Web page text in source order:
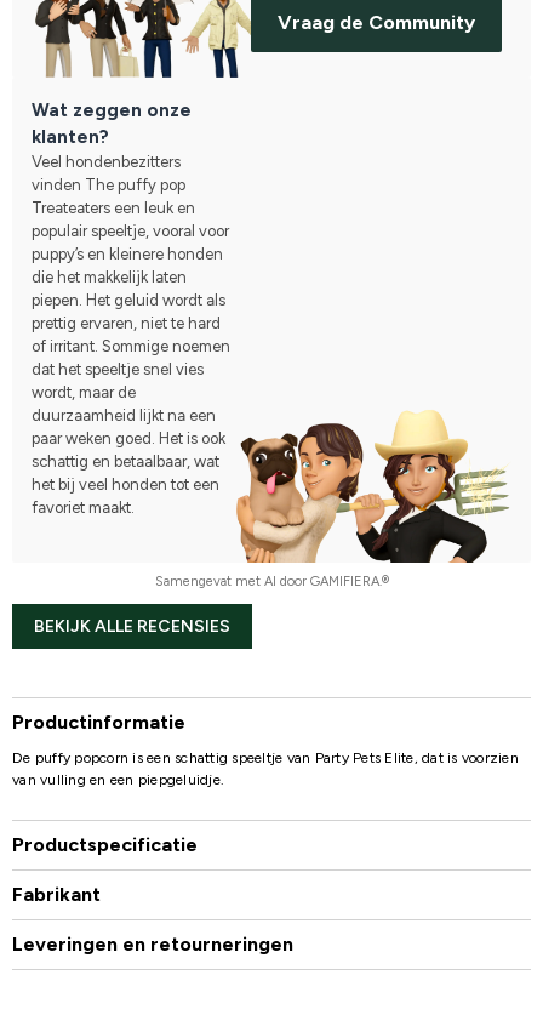
Vraag de Community
Wat zeggen onze
klanten?
Veel hondenbezitters
vinden The puffy pop
Treateaters een leuk en
populair speeltje, vooral voor
puppy’s en kleinere honden
die het makkelijk laten
piepen. Het geluid wordt als
prettig ervaren, niet te hard
of irritant. Sommige noemen
dat het speeltje snel vies
wordt, maar de
duurzaamheid lijkt na een
paar weken goed. Het is ook
schattig en betaalbaar, wat
het bij veel honden tot een
favoriet maakt.
Samengevat met AI door GAMIFIERA.®
BEKIJK ALLE RECENSIES
Productinformatie
De puffy popcorn is een schattig speeltje van Party Pets Elite, dat is voorzien
van vulling en een piepgeluidje.
Productspecificatie
Fabrikant
Leveringen en retourneringen